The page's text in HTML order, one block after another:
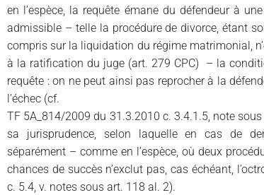
en l’espèce, la requête émane du défendeur à
admissible – telle la procédure de divorce, étant
compris sur la liquidation du régime matrimonial,
à la ratification du juge (art. 279 CPC) – la
requête : on ne peut ainsi pas reprocher à la
l’échec (cf.
TF 5A_814/2009 du 31.3.2010 c. 3.4.1.5, note
sa jurisprudence, selon laquelle en cas de
séparément – comme en l’espèce, où deux
chances de succès n’exclut pas, cas échéant,
c. 5.4, v. notes sous art. 118 al. 2).